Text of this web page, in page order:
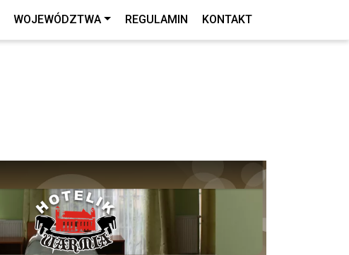
WOJEWÓDZTWA REGULAMIN KONTAKT